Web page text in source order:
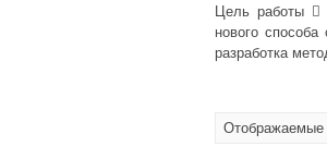
Цель работы 
нового способа
разработка
Отображаемые